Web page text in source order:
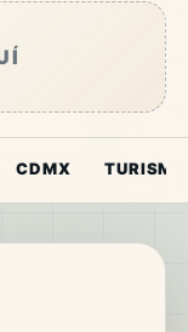
CDMX TURISMO